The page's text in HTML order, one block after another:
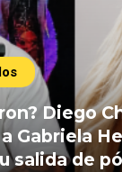
Diego
Gabriela
salida de